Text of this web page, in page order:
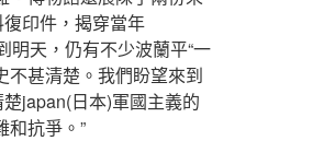
印件，揭穿當年
明天，仍有不少波蘭平“一
不甚清楚。我們盼望來到
japan(日本)軍國主義的
和抗爭。”